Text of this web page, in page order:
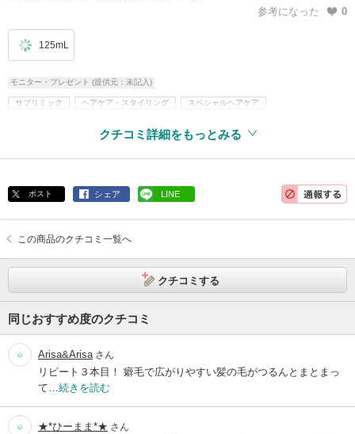
参考になった 0
125mL
モニター・プレゼント (提供元：未記入)
サブリミック ヘアケア・スタイリング スペシャルヘアケア
クチコミ詳細をもっとみる
ポスト シェア LINE
この商品のクチコミ一覧へ
クチコミする
同じおすすめ度のクチコミ
Arisa&Arisaさん
リピート３本目！ 癖毛で広がりやすい髪の毛がつるんとまとまっ
て… 続きを読む
★*ひーまま*★ さん